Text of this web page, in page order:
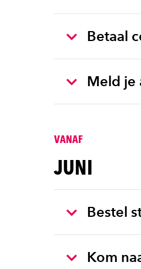
Betaal
Meld je
VANAF
JUNI
Bestel
Kom